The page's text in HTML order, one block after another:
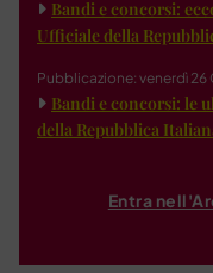
Bandi e concorsi:
Ufficiale della
Pubblicazione: venerdì
Bandi e concorsi: le
della Repubblica
Entra